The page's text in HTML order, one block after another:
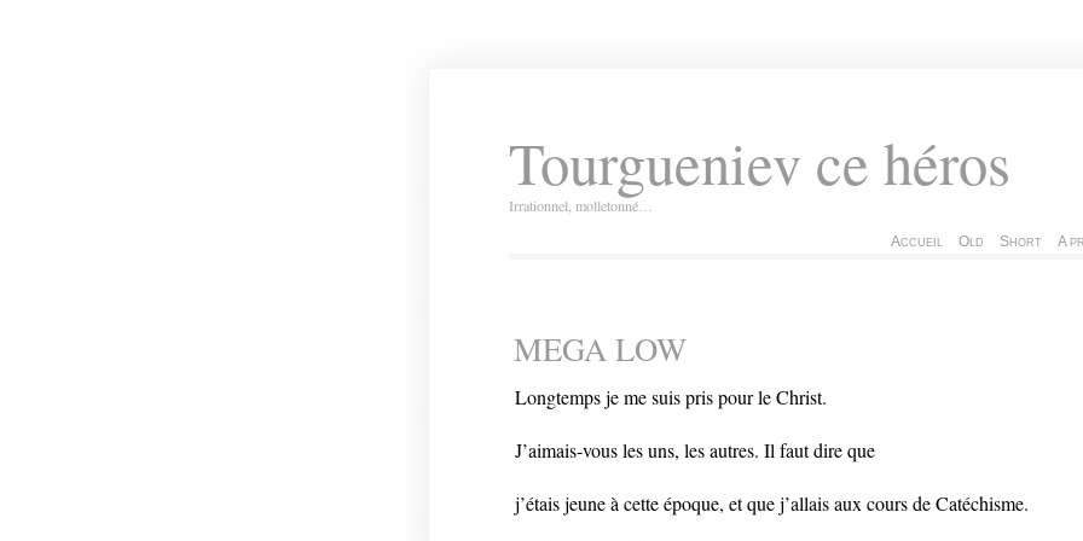
Tourgueniev ce héros
Irrationnel, molletonné…
Accueil Old Short A
MEGA LOW
Longtemps je me suis pris pour le Christ.
J’aimais-vous les uns, les autres. Il faut dire que
j’étais jeune à cette époque, et que j’allais aux cours de Catéchisme.